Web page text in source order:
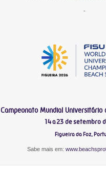
-
Campeonato Mundial Universitário
14 a 23 de setembro
Figueira da Foz,
Sabe mais em: